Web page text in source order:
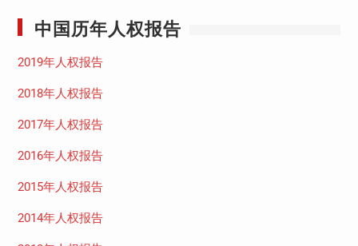
中国历年人权报告
2019年人权报告
2018年人权报告
2017年人权报告
2016年人权报告
2015年人权报告
2014年人权报告